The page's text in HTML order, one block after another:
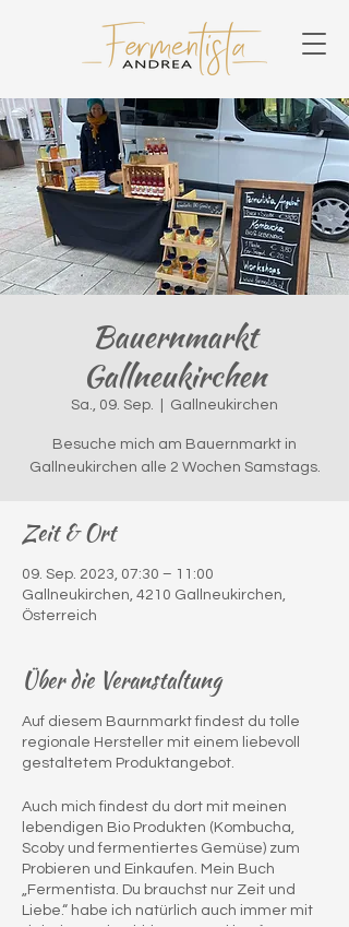
Bauernmarkt
Gallneukirchen
Sa., 09. Sep. Gallneukirchen
Besuche mich am Bauernmarkt in
Gallneukirchen alle 2 Wochen Samstags.
Zeit & Ort
09. Sep. 2023, 07:30 – 11:00
Gallneukirchen, 4210 Gallneukirchen,
Österreich
Über die Veranstaltung
Auf diesem Baurnmarkt findest du tolle
regionale Hersteller mit einem liebevoll
gestaltetem Produktangebot.
Auch mich findest du dort mit meinen
lebendigen Bio Produkten (Kombucha,
Scoby und fermentiertes Gemüse) zum
Probieren und Einkaufen. Mein Buch
„Fermentista. Du brauchst nur Zeit und
Liebe.“ habe ich natürlich auch immer mit